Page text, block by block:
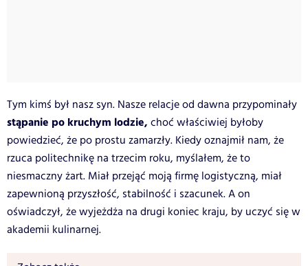
Tym kimś był nasz syn. Nasze relacje od dawna przypominały
stąpanie po kruchym lodzie, choć właściwiej byłoby
powiedzieć, że po prostu zamarzły. Kiedy oznajmił nam, że
rzuca politechnikę na trzecim roku, myślałem, że to
niesmaczny żart. Miał przejąć moją firmę logistyczną, miał
zapewnioną przyszłość, stabilność i szacunek. A on
oświadczył, że wyjeżdża na drugi koniec kraju, by uczyć się w
akademii kulinarnej.